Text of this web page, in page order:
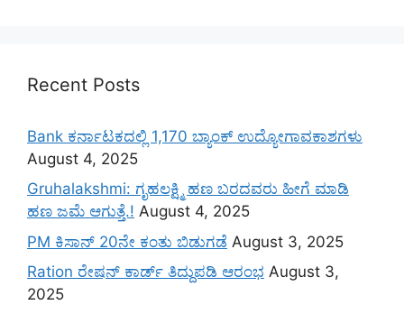
Recent Posts
Bank ಕರ್ನಾಟಕದಲ್ಲಿ 1,170 ಬ್ಯಾಂಕ್ ಉದ್ಯೋಗಾವಕಾಶಗಳು
August 4, 2025
Gruhalakshmi: ಗೃಹಲಕ್ಷ್ಮಿ ಹಣ ಬರದವರು ಹೀಗೆ ಮಾಡಿ
ಹಣ ಜಮೆ‌ ಆಗುತ್ತೆ.! August 4, 2025
PM ಕಿಸಾನ್ 20ನೇ ಕಂತು ಬಿಡುಗಡೆ August 3, 2025
Ration ರೇಷನ್ ಕಾರ್ಡ್ ತಿದ್ದುಪಡಿ ಆರಂಭ August 3,
2025